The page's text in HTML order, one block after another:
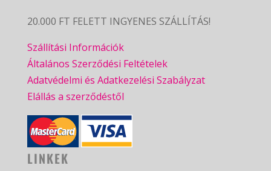
20.000 FT FELETT INGYENES SZÁLLÍTÁS!
Szállítási Információk
Általános Szerződési Feltételek
Adatvédelmi és Adatkezelési Szabályzat
Elállás a szerződéstől
LINKEK